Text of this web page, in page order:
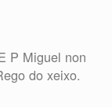
P Miguel non
do xeixo.